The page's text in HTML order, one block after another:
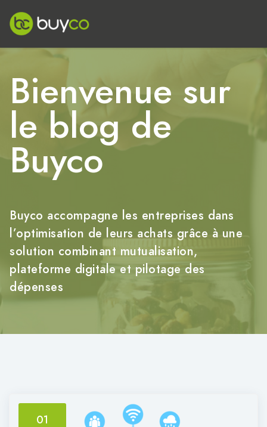
Bienvenue sur
le blog de
Buyco
Buyco accompagne les entreprises dans
l’optimisation de leurs achats grâce à une
solution combinant mutualisation,
plateforme digitale et pilotage des
dépenses
01